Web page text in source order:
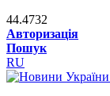
44.4732
Авторизація
Пошук
RU